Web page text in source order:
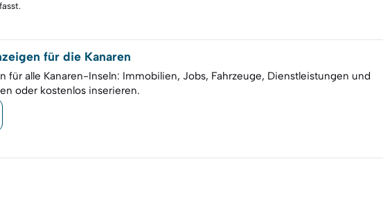
für die Kanaren
für alle Kanaren-Inseln: Immobilien, Jobs, Fahrzeuge, Dienstleistungen und
oder kostenlos inserieren.